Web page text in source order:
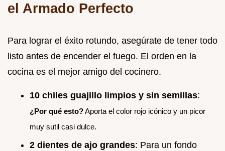
el Armado Perfecto
Para lograr el éxito rotundo, asegúrate de tener todo
listo antes de encender el fuego. El orden en la
cocina es el mejor amigo del cocinero.
10 chiles guajillo limpios y sin semillas:
¿Por qué esto?Aporta el color rojo icónico y un picor
muy sutil casi dulce.
2 dientes de ajo grandes: Para un fondo